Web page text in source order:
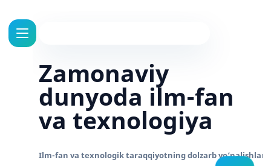
Zamonaviy
dunyoda ilm-fan
va texnologiya